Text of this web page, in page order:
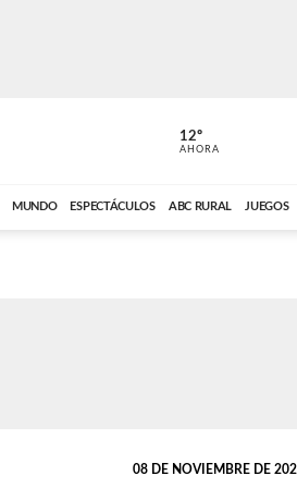
ABC CARDINAL
12º
AHORA
MUNDO ESPECTÁCULOS ABC RURAL JUEGOS
08 DE NOVIEMBRE DE